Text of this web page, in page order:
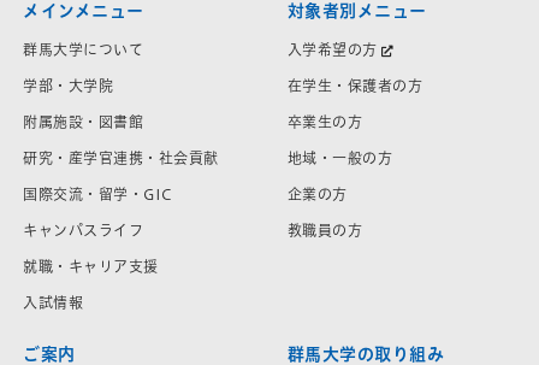
メインメニュー
群馬大学について
学部・大学院
附属施設・図書館
研究・産学官連携・社会貢献
国際交流・留学・GIC
キャンパスライフ
就職・キャリア支援
入試情報
対象者別メニュー
入学希望の方
在学生・保護者の方
卒業生の方
地域・一般の方
企業の方
教職員の方
ご案内 群馬大学の取り組み